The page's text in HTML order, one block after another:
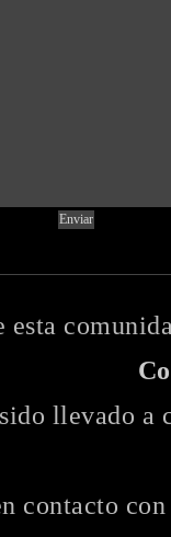
esta
llevado
contacto